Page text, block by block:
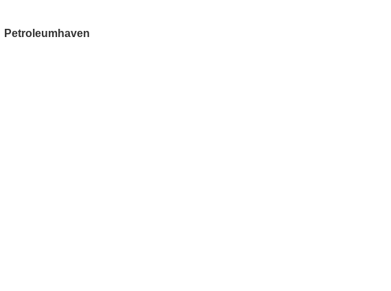
Petroleumhaven